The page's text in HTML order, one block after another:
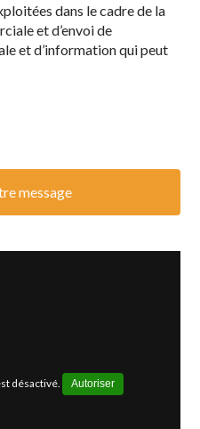
dans le cadre de la
et d’envoi de
et d’information qui peut
désactivé. Autoriser